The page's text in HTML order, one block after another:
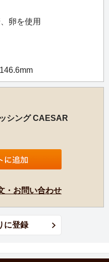
道ニセコにある食のリゾ
セコのドレッシング」が
セサミ」「コンブ」「キ
」の４種類。野菜など素
、まろやかな風味のドレ
海道米「ゆめぴりか」の
を控えめに加えた「ニセ
のソースとしても大活
はギフトにもおすすめで
ださい。
早めにお召し上がりくだ
卵を使用
シング CAESAR
・お問い合わせ